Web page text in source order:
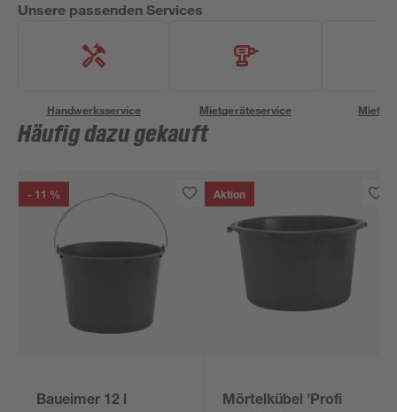
Unsere passenden Services
Handwerksservice Mietgeräteservice
Häufig dazu gekauft
- 11 %
Baueimer 12 l
Aktion
Mörtelkübel 'Profi